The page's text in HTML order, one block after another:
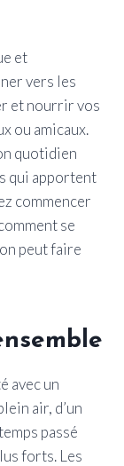
et
vers les
et nourrir vos
ou amicaux.
quotidien
qui apportent
commencer
se
peut faire
avec un
air, d’un
passé
forts. Les